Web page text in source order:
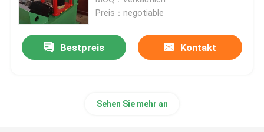
Lpg-Pulver-Beschichtungs-Ofen
Preis：negotiable
Bestpreis Kontakt
Sehen Sie mehr an